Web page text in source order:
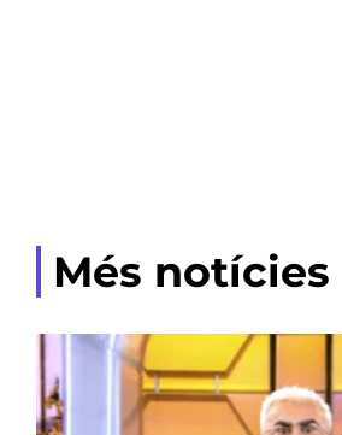
Més notícies